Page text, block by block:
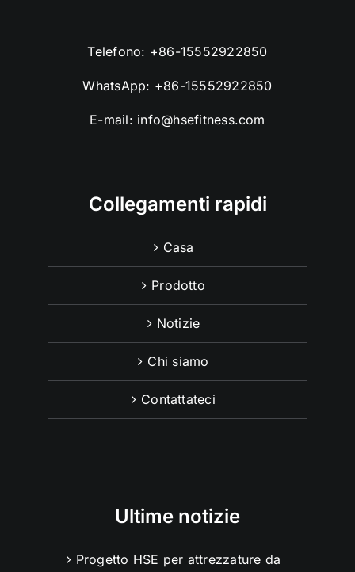
Telefono: +86-15552922850
WhatsApp: +86-15552922850
E-mail: info@hsefitness.com
Collegamenti rapidi
Casa
Prodotto
Notizie
Chi siamo
Contattateci
Ultime notizie
Progetto HSE per attrezzature da